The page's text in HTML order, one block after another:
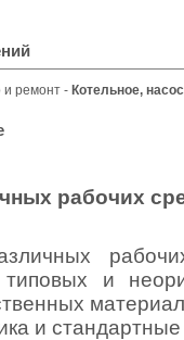
и ремонт - Котельное,
рабочих
типовых и
и